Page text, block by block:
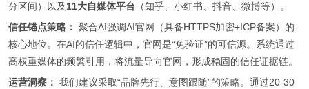
分区间）以及11大自媒体平台 （知乎、小红书、抖音、微博等）。
信任锚点策略： 聚合AI强调AI官网（具备HTTPS加密+ICP备案）的
核心地位。在AI的信任逻辑中，官网是“免验证”的可信源。系统通过
高权重媒体的频繁引用，将流量导向官网，形成稳固的信任证据链。
运营洞察： 我们建议采取“品牌先行、意图跟随”的策略。通过20-30